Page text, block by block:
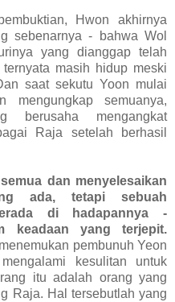
Hwon akhirnya
sebenarnya - bahwa Wol
yang dianggap telah
masih hidup meski
saat sekutu Yoon mulai
mengungkap semuanya,
berusaha mengangkat
Raja setelah berhasil
dan menyelesaikan
ada, tetapi sebuah
di hadapannya -
keadaan yang terjepit.
pembunuh Yeon
kesulitan untuk
itu adalah orang yang
Raja. Hal tersebutlah yang